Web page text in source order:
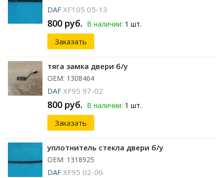
DAF XF105 05-13
800 руб. В наличии: 1 шт.
Заказать
тяга замка двери б/у
ОЕМ: 1308464
DAF XF95 97-02
800 руб. В наличии: 1 шт.
Заказать
уплотнитель стекла двери б/у
ОЕМ: 1318925
DAF XF95 02-06